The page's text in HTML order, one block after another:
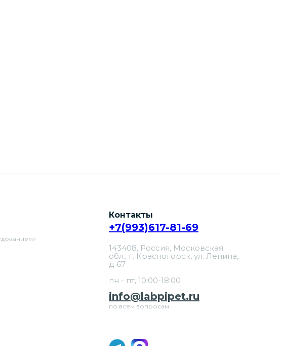
Контакты
info@labpipet.ru
+7(993)617-81-69
по всем вопросам
143408, Россия, Московская
обл., г. Красногорск, ул. Ленина,
д 67
пн - пт, 10:00-18:00